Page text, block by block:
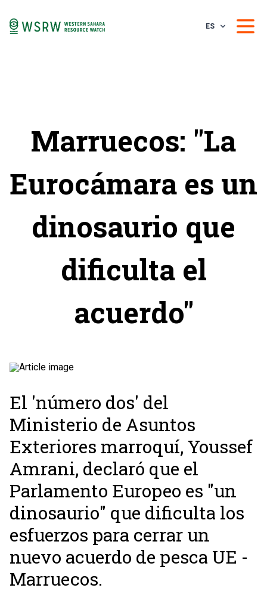
ES
Marruecos: "La
Eurocámara es un
dinosaurio que
dificulta el
acuerdo"
El 'número dos' del
Ministerio de Asuntos
Exteriores marroquí, Youssef
Amrani, declaró que el
Parlamento Europeo es "un
dinosaurio" que dificulta los
esfuerzos para cerrar un
nuevo acuerdo de pesca UE -
Marruecos.